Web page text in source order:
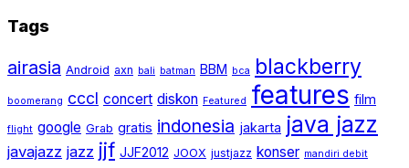
Tags
airasia Android axn bali batman BBM bca blackberry
boomerang cccl concert diskon Featured features film
flight google Grab gratis indonesia jakarta java jazz
javajazz jazz jjf JJF2012 JOOX justjazz konser mandiri debit